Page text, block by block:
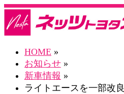
HOME »
お知らせ »
新車情報 »
ライトエースを一部改良